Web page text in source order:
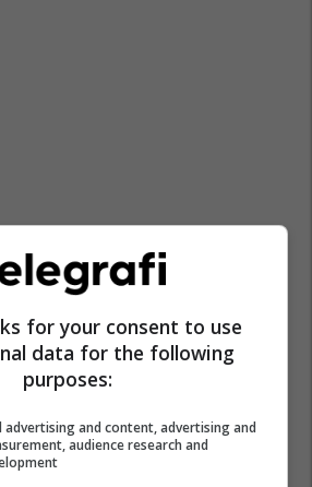
for your consent to use
data for the following
purposes:
advertising and content, advertising and
audience research and